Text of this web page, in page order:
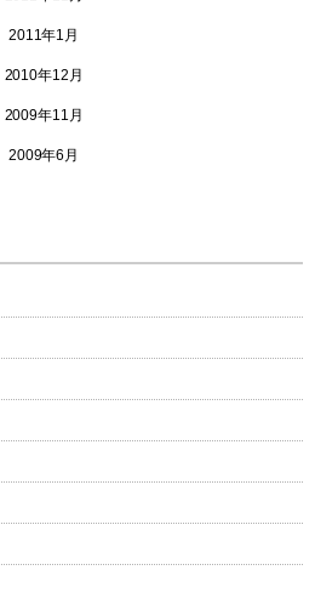
2011年1月
2010年12月
2009年11月
2009年6月